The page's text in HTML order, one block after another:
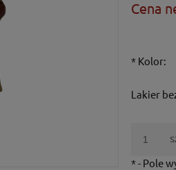
Cena
* Kolor:
Lakier
*- Pole